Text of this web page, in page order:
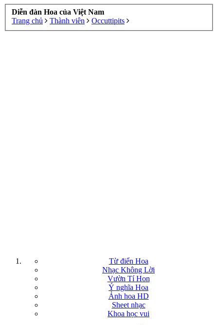
Diễn đàn Hoa của Việt Nam
Trang chủ
Thành viên Occuttipits
Từ điển Hoa
Nhạc Không Lời
Vườn Tí Hon
Ý nghĩa Hoa
Ảnh hoa HD
Sheet nhạc
Khoa học vui